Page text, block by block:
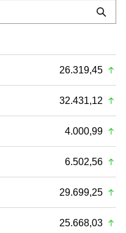
26.319,45
32.431,12
4.000,99
6.502,56
29.699,25
25.668,03